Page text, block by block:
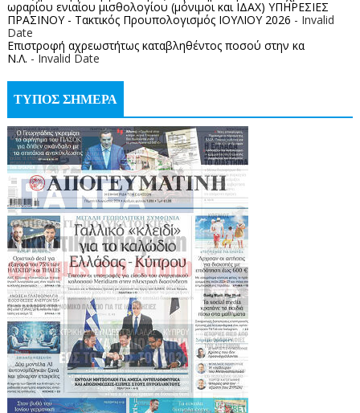
ωραρίου ενιαίου μισθολογίου (μόνιμοι και ΙΔΑΧ) ΥΠΗΡΕΣΙΕΣ
ΠΡΑΣΙΝΟΥ - Τακτικός Προυπολογισμός ΙΟΥΛΙΟΥ 2026 - Invalid
Date
Επιστροφή αχρεωστήτως καταβληθέντος ποσoύ στην κα
Ν.Λ. - Invalid Date
ΤΥΠΟΣ ΣΗΜΕΡΑ